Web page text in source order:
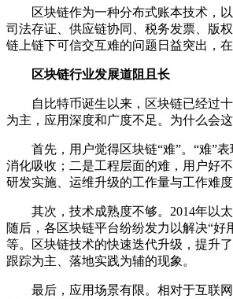
区块链作为一种分布式账本技术，
司法存证、供应链协同、税务发票、版
链上链下可信交互难的问题日益突出，
区块链行业发展道阻且长
自比特币诞生以来，区块链已经过
为主，应用深度和广度不足。为什么会
首先，用户觉得区块链“难”。“难”
消化吸收；二是工程层面的难，用户好
研发实施、运维升级的工作量与工作难
其次，技术成熟度不够。2014年以
随后，各区块链平台纷纷发力以解决“
等。区块链技术的快速迭代升级，提升
跟踪为主、落地实践为辅的现象。
最后，应用场景有限。相对于互联